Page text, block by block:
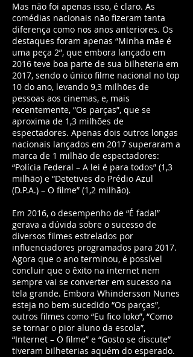
Mas não foi apenas isso, é claro. As
comédias nacionais não fizeram tanta
diferença como nos anos anteriores. Os
destaques foram apenas “Minha mãe é
uma peça 2”, que embora lançado em
2016 teve boa parte de sua bilheteria em
2017, sendo o único filme nacional no top
10 do ano, levando 9,3 milhões de
pessoas aos cinemas, e, mais
recentemente, “Os parças”, que se
aproxima de 1,3 milhões de
espectadores. Apenas dois outros longas
nacionais lançados em 2017 superaram a
marca de 1 milhão de espectadores:
“Polícia Federal – A lei é para todos” (1,3
milhão) e “Detetives do Prédio Azul
(D.P.A.) – O filme” (1,2 milhão).
Em 2016, o desempenho de “É fada!”
gerava a dúvida sobre o sucesso de
diversos filmes estrelados por
influenciadores programados para 2017.
Agora que o ano terminou, é possível
concluir que o êxito na internet nem
sempre vai se converter em sucesso na
tela grande. Embora Whindersson Nunes
esteja no bem-sucedido “Os parças”,
outros filmes como “Eu fico loko”, “Como
se tornar o pior aluno da escola”,
“Internet – O filme” e “Gosto se discute”
tiveram bilheterias aquém do esperado.